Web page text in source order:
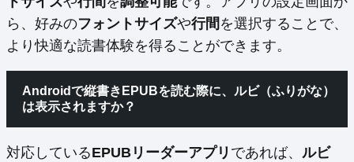
ら、好みのフォントサイズや行間 を選択することで、
より快適な読書体験を得ることができます。
Androidで縦書きEPUBを読む際に、ルビ（ふりがな）
は表示されますか？
対応しているEPUBリーダーアプリ であれば、 ルビ